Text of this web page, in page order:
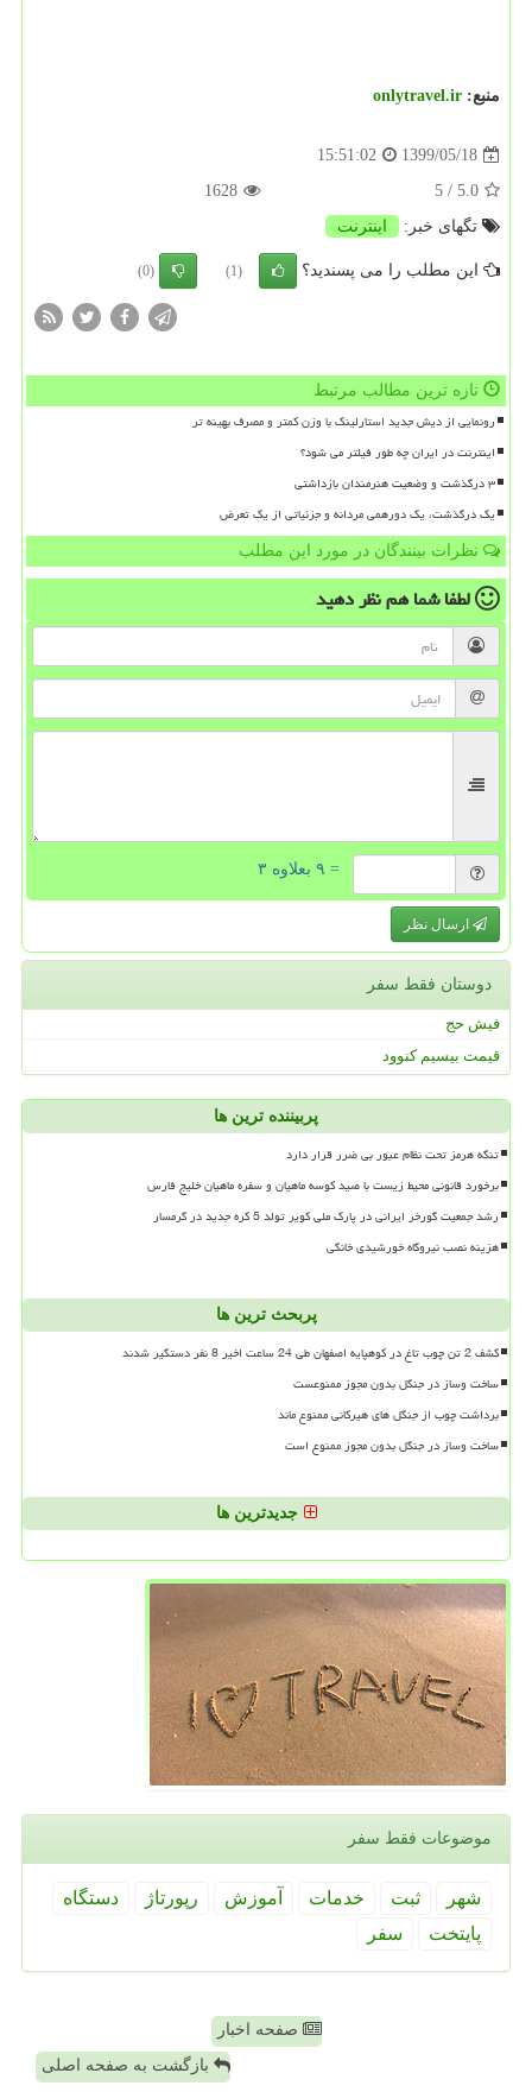
منبع: onlytravel.ir
1399/05/18
15:51:02
5.0
/ 5
1628
تگهای خبر:
اینترنت
این مطلب را می پسندید؟ (1)
(0)
تازه ترین مطالب مرتبط
رونمایی از دیش جدید استارلینک با وزن کمتر و مصرف بهینه تر
اینترنت در ایران چه طور فیلتر می شود؟
۳ درگذشت و وضعیت هنرمندان بازداشتی
یک درگذشت، یک دورهمی مردانه و جزئیاتی از یک تعرض
نظرات بینندگان در مورد این مطلب
لطفا شما همنظر دهید
= ۹ بعلاوه ۳
ارسال نظر
دوستان فقط سفر
فیش حج
قیمت بیسیم کنوود
پربیننده ترین ها
تنگه هرمز تحت نظام عبور بی ضرر قرار دارد
برخورد قانونی محیط زیست با صید کوسه ماهیان و سفره ماهیان خلیج فارس
رشد جمعیت گورخر ایرانی در پارک ملی کویر تولد 5 کره جدید در گرمسار
هزینه نصب نیروگاه خورشیدی خانگی
پربحث ترین ها
کشف 2 تن چوب تاغ در کوهپایه اصفهان طی 24 ساعت اخیر 8 نفر دستگیر شدند
ساخت وساز در جنگل بدون مجوز ممنوعست
برداشت چوب از جنگل های هیرکانی ممنوع ماند
ساخت وساز در جنگل بدون مجوز ممنوع است
جدیدترین ها
موضوعات فقط سفر
شهر ثبت خدمات آموزش رپورتاژ
دستگاه
پایتخت
سفر
صفحه اخبار
بازگشت به صفحه اصلی